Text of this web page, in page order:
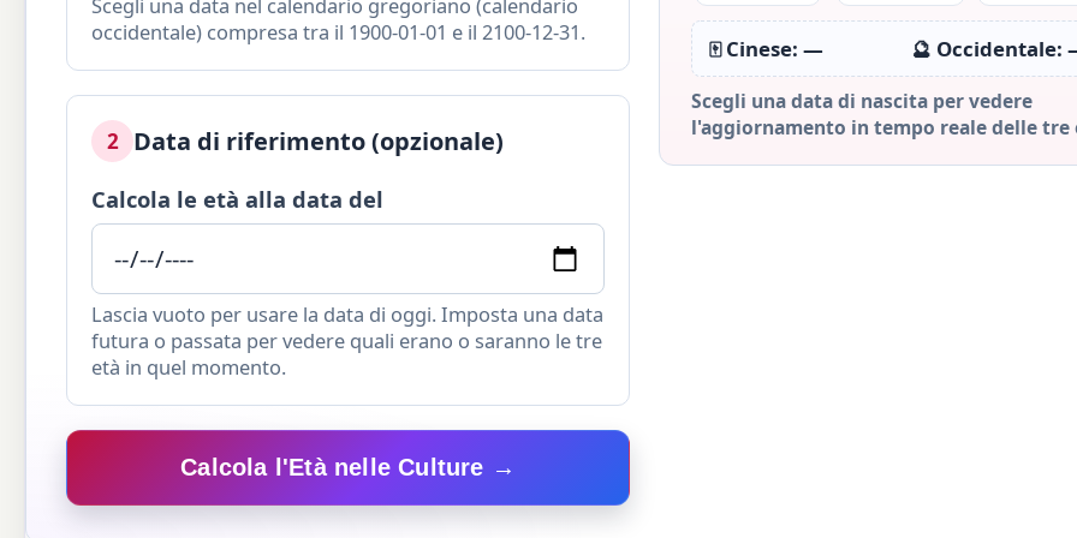
Scegli una data nel calendario gregoriano (calendario
occidentale) compresa tra il 1900-01-01 e il 2100-12-31.
2 Data di riferimento (opzionale)
Calcola le età alla data del
Lascia vuoto per usare la data di oggi. Imposta una data
futura o passata per vedere quali erano o saranno le tre
età in quel momento.
Calcola l'Età nelle Culture →
🀄 Cinese:— 🔮 Occidentale:
Scegli una data di nascita per vedere
l'aggiornamento in tempo reale delle tre